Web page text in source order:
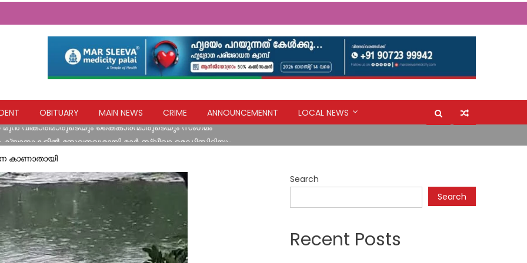
OBITUARY MAIN NEWS CRIME ANNOUNCEMENNT
LOCAL NEWS
ക്യാമ്പുകളിൽ സേവനവുമായി മാർ സ്ലീവാ മെഡിസിറ്റിയും
ദുരിതാശ്വാസത്തിൽ നിന്ന് ശാശ്വതമായ മുന്നൊരുക്കത്തിലേക്ക് മാറണം: ദിയ ബിനു പുളിക്കകണ്ടം (മുൻ
വിതരണം പുനസ്ഥാപിക്കൽ വേഗത്തിലാക്കാൻ നിർദേശം
വികാരിമാരുടെയും കൈകാരന്മാരുടെയും സംഗമം
കാണാതായി
Search
Search
Recent Posts